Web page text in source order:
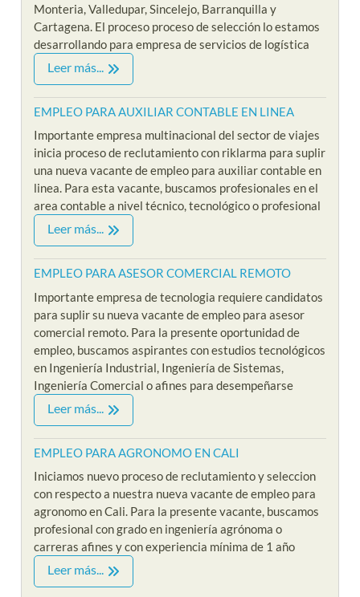
Monteria, Valledupar, Sincelejo, Barranquilla y
Cartagena. El proceso proceso de selección lo estamos
desarrollando para empresa de servicios de logística
Leer más...
EMPLEO PARA AUXILIAR CONTABLE EN LINEA
Importante empresa multinacional del sector de viajes
inicia proceso de reclutamiento con riklarma para suplir
una nueva vacante de empleo para auxiliar contable en
linea. Para esta vacante, buscamos profesionales en el
area contable a nivel técnico, tecnológico o profesional
Leer más...
EMPLEO PARA ASESOR COMERCIAL REMOTO
Importante empresa de tecnologia requiere candidatos
para suplir su nueva vacante de empleo para asesor
comercial remoto. Para la presente oportunidad de
empleo, buscamos aspirantes con estudios tecnológicos
en Ingeniería Industrial, Ingeniería de Sistemas,
Ingeniería Comercial o afines para desempeñarse
Leer más...
EMPLEO PARA AGRONOMO EN CALI
Iniciamos nuevo proceso de reclutamiento y seleccion
con respecto a nuestra nueva vacante de empleo para
agronomo en Cali. Para la presente vacante, buscamos
profesional con grado en ingeniería agrónoma o
carreras afines y con experiencia mínima de 1 año
Leer más...